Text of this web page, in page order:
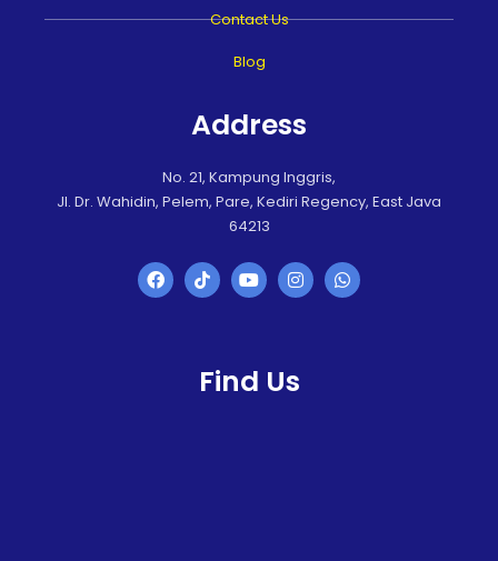
Contact Us
Blog
Address
No. 21, Kampung Inggris,
Jl. Dr. Wahidin, Pelem, Pare, Kediri Regency, East Java
64213
Find Us